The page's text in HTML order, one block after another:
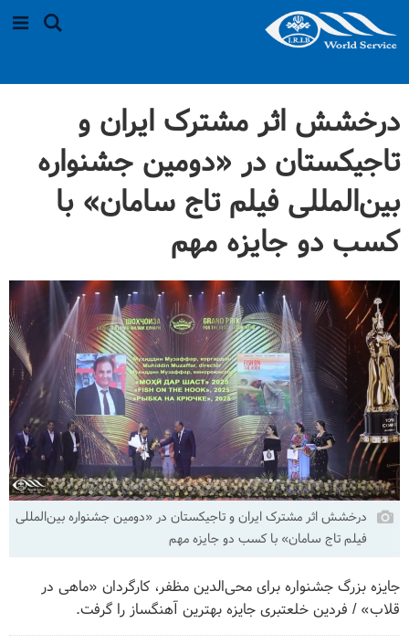
درخشش اثر مشترک ایران و
تاجیکستان در «دومین جشنواره
بین‌المللی فیلم تاج سامان» با
کسب دو جایزه مهم
درخشش اثر مشترک ایران و تاجیکستان در «دومین جشنواره بین‌المللی
فیلم تاج سامان» با کسب دو جایزه مهم
جایزه بزرگ جشنواره برای محی‌الدین مظفر، کارگردان «ماهی در
قلاب» / فردین خلعتبری جایزه بهترین آهنگساز را گرفت.